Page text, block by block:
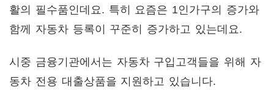
활의 필수품인데요. 특히 요즘은 1인가구의 증가와
함께 자동차 등록이 꾸준히 증가하고 있는데요.
시중 금융기관에서는 자동차 구입고객들을 위해 자
동차 전용 대출상품을 지원하고 있습니다.